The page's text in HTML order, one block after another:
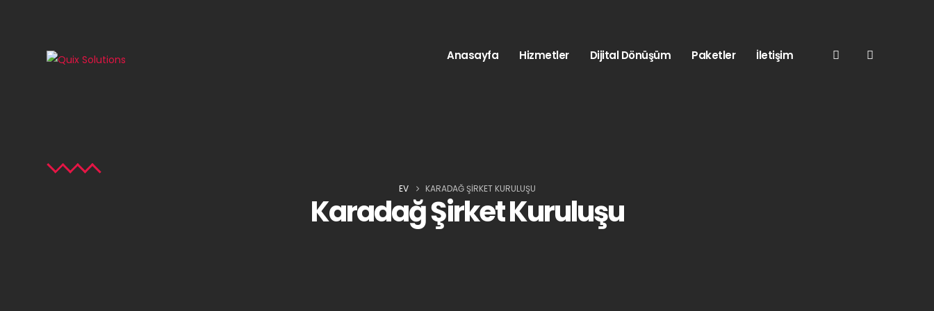
Anasayfa Hizmetler Dijital Dönüşüm Paketler İletişim
EV KARADAĞ ŞIRKET KURULUŞU
Karadağ Şirket Kuruluşu